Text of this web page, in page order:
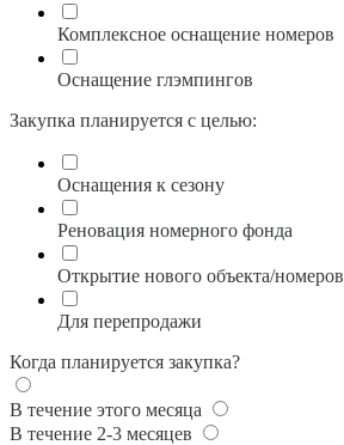
Комплексное оснащение номеров
Оснащение глэмпингов
Закупка планируется с целью:
Оснащения к сезону
Реновация номерного фонда
Открытие нового объекта/номеров
Для перепродажи
Когда планируется закупка?
В течение этого месяца
В течение 2-3 месяцев